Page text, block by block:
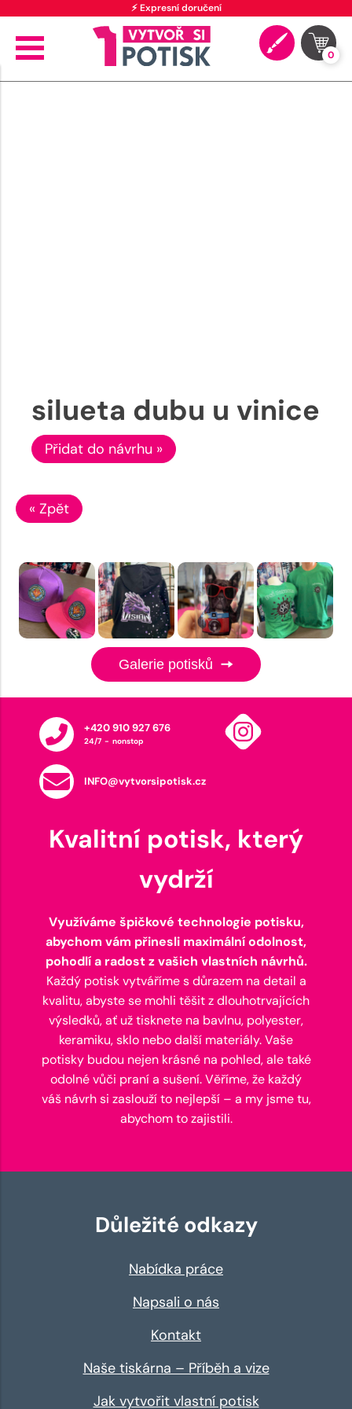
⚡ Expresní doručení
0
silueta dubu u vinice
Přidat do návrhu »
« Zpět
Galerie potisků
+420 910 927 676
24/7 - nonstop
INFO@vytvorsipotisk.cz
Kvalitní potisk, který
vydrží
Využíváme špičkové technologie potisku,
abychom vám přinesli maximální odolnost,
pohodlí a radost z vašich vlastních návrhů.
Každý potisk vytváříme s důrazem na detail a
kvalitu, abyste se mohli těšit z dlouhotrvajících
výsledků, ať už tisknete na bavlnu, polyester,
keramiku, sklo nebo další materiály. Vaše
potisky budou nejen krásné na pohled, ale také
odolné vůči praní a sušení. Věříme, že každý
váš návrh si zaslouží to nejlepší – a my jsme tu,
abychom to zajistili.
Důležité odkazy
Nabídka práce
Napsali o nás
Kontakt
Naše tiskárna – Příběh a vize
Jak vytvořit vlastní potisk